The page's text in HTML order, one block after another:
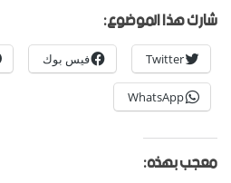
شارك هذا الموضوع:
Twitter فيس بوك
WhatsApp
معجب بهذه: